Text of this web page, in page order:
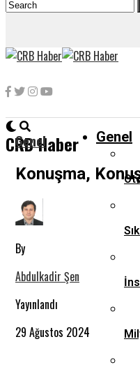
CRB Haber Genel
Genel
Konuşma,
By
Abdulkadir Şen
Yayınlandı
29 Ağustos 2024